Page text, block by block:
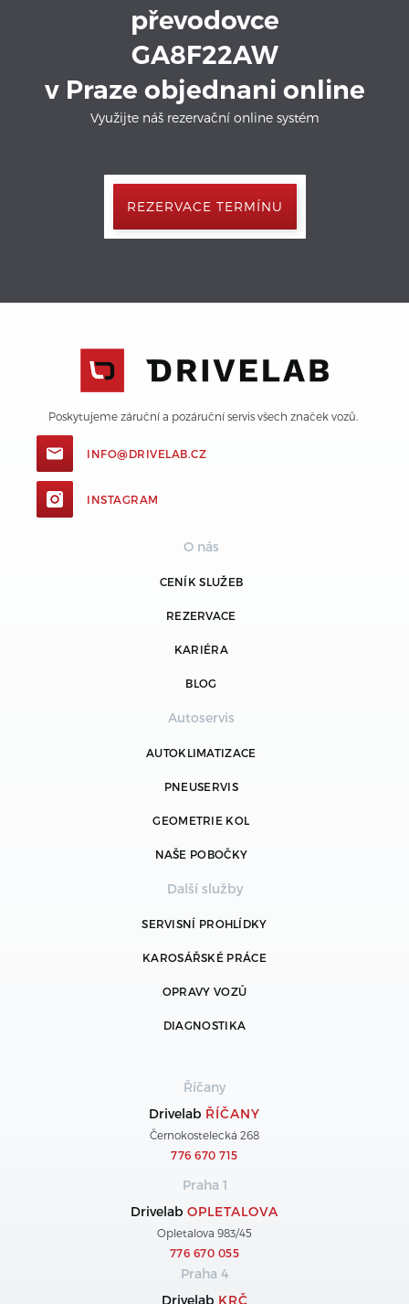
převodovce
GA8F22AW
v Praze objednani online
Využijte náš rezervační online systém
REZERVACE TERMÍNU
Poskytujeme záruční a pozáruční servis všech značek vozů.
INFO@DRIVELAB.CZ
INSTAGRAM
O nás
CENÍK SLUŽEB
REZERVACE
KARIÉRA
BLOG
Autoservis
AUTOKLIMATIZACE
PNEUSERVIS
GEOMETRIE KOL
NAŠE POBOČKY
Další služby
SERVISNÍ PROHLÍDKY
KAROSÁŘSKÉ PRÁCE
OPRAVY VOZŮ
DIAGNOSTIKA
Říčany
Drivelab ŘÍČANY
Černokostelecká 268
776 670 715
Praha 1
Drivelab OPLETALOVA
Opletalova 983/45
776 670 055
Praha 4
Drivelab KRČ